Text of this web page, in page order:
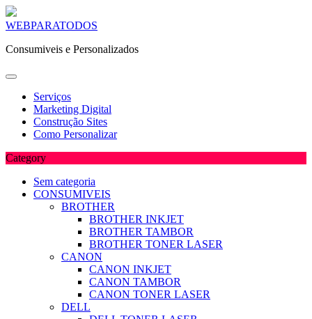
Skip
content
WEBPARATODOS
Consumiveis e Personalizados
Serviços
Marketing Digital
Construção Sites
Como Personalizar
Category
Sem categoria
CONSUMIVEIS
BROTHER
BROTHER INKJET
BROTHER TAMBOR
BROTHER TONER LASER
CANON
CANON INKJET
CANON TAMBOR
CANON TONER LASER
DELL